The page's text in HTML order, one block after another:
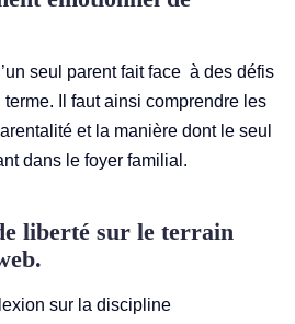
seul parent fait face à des défis
Il faut ainsi comprendre les
et la manière dont le seul
dans le foyer familial.
liberté sur le terrain
sur la discipline